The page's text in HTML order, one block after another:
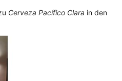
Cerveza Pacífico Clara in den